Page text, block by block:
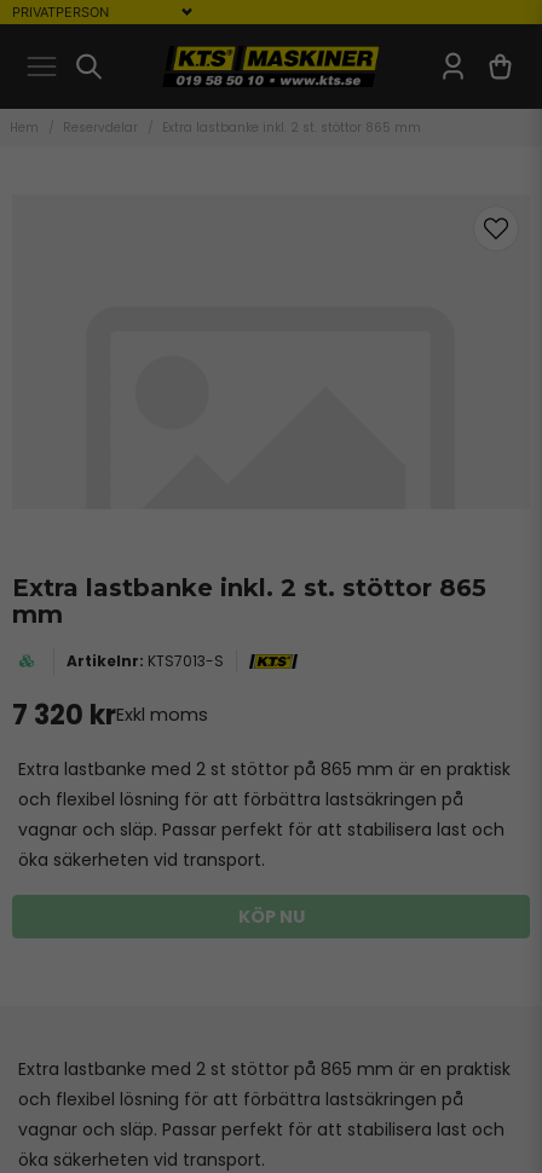
Hem Reservdelar Extra lastbanke inkl. 2 st. stöttor 865 mm
Extra lastbanke inkl. 2 st. stöttor 865
mm
KTS7013-S
7 320 krExkl moms
Extra lastbanke med 2 st stöttor på 865 mm är en praktisk
och flexibel lösning för att förbättra lastsäkringen på
vagnar och släp. Passar perfekt för att stabilisera last och
öka säkerheten vid transport.
KÖP NU
Extra lastbanke med 2 st stöttor på 865 mm är en praktisk
och flexibel lösning för att förbättra lastsäkringen på
vagnar och släp. Passar perfekt för att stabilisera last och
öka säkerheten vid transport.